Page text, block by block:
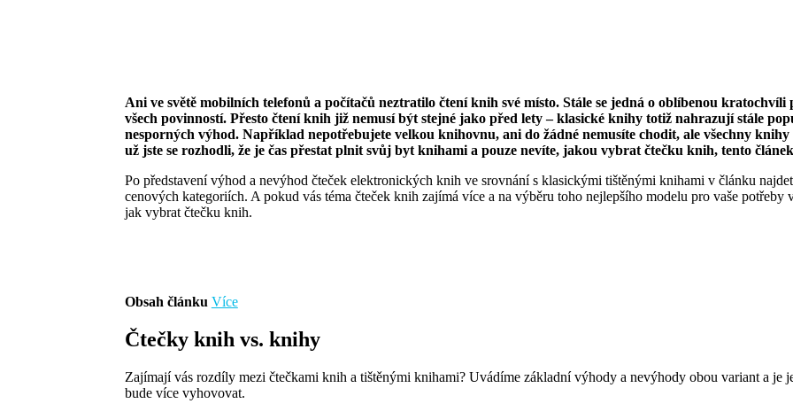
Ani ve světě mobilních telefonů a počítačů neztratilo čtení knih své místo. Stále se jedná o oblíbenou
všech povinností. Přesto čtení knih již nemusí být stejné jako před lety – klasické knihy totiž nahrazují stále
nesporných výhod. Například nepotřebujete velkou knihovnu, ani do žádné nemusíte chodit, ale všechny
už jste se rozhodli, že je čas přestat plnit svůj byt knihami a pouze nevíte, jakou vybrat čtečku knih, tento
Po představení výhod a nevýhod čteček elektronických knih ve srovnání s klasickými tištěnými knihami v článku
cenových kategoriích. A pokud vás téma čteček knih zajímá více a na výběru toho nejlepšího modelu pro vaše potřeby
jak vybrat čtečku knih.
Obsah článku Více
Čtečky knih vs. knihy
Zajímají vás rozdíly mezi čtečkami knih a tištěnými knihami? Uvádíme základní výhody a nevýhody obou variant a je
bude více vyhovovat.